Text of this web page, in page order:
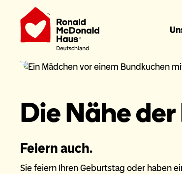
Die Nähe
Feiern auch.
Sie feiern Ihren Geburtstag oder haben